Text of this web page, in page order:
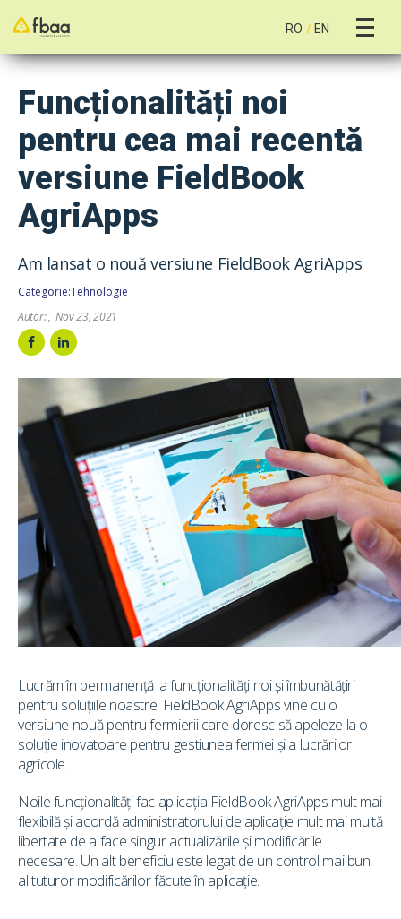
RO / EN
Funcționalități noi
pentru cea mai recentă
versiune FieldBook
AgriApps
Am lansat o nouă versiune FieldBook AgriApps
Categorie:Tehnologie
Autor:,Nov 23, 2021
 
Lucrăm în permanență la funcționalități noi și îmbunătățiri
pentru soluțiile noastre. FieldBook AgriApps vine cu o
versiune nouă pentru fermierii care doresc să apeleze la o
soluție inovatoare pentru gestiunea fermei și a lucrărilor
agricole.
Noile funcționalități fac aplicația FieldBook AgriApps mult mai
flexibilă și acordă administratorului de aplicație mult mai multă
libertate de a face singur actualizările și modificările
necesare. Un alt beneficiu este legat de un control mai bun
al tuturor modificărilor făcute în aplicație.